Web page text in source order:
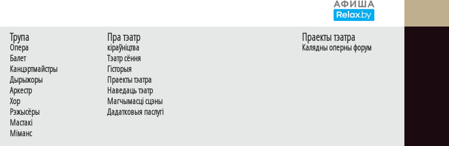
Трупа
Опера
Балет
Канцэртмайстры
Дырыжоры
Аркестр
Хор
Рэжысёры
Мастакі
Мiманс
Пра тэатр
кіраўніцтва
Тэатр сёння
Гiсторыя
Праекты тэатра
Наведаць тэатр
Магчымасцi сцэны
Дадаткoвыя паслугi
Праекты тэатра
Калядны оперны форум